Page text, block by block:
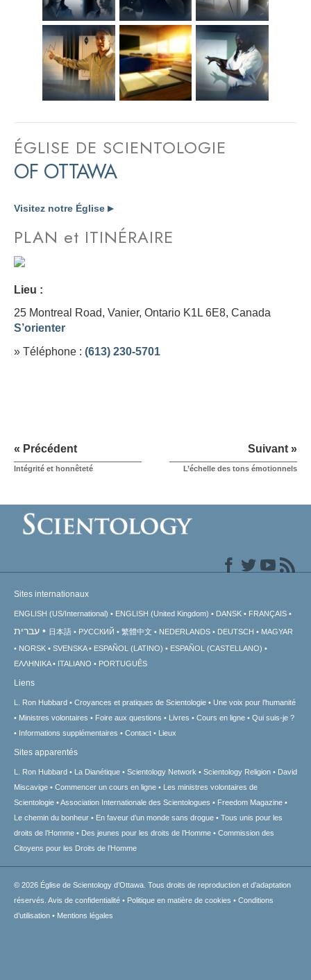
ÉGLISE DE SCIENTOLOGIE
OF OTTAWA
Visitez notre Église ▶
PLAN et ITINÉRAIRE
Lieu :
25 Montreal Road, Vanier, Ontario K1L 6E8, Canada
S’orienter
» Téléphone : (613) 230-5701
« Précédent
Intégrité et honnêteté
Suivant »
L’échelle des tons émotionnels
Sites internationaux
ENGLISH (US/International) ENGLISH (United Kingdom) DANSK FRANÇAIS
עברית 日本語 РУССКИЙ 繁體中文 NEDERLANDS DEUTSCH
MAGYAR
NORSK
SVENSKA ESPAÑOL (LATINO)
ESPAÑOL (CASTELLANO)
ΕΛΛΗΝΙΚA
ITALIANO PORTUGUÊS
Liens
L. Ron Hubbard Croyances et pratiques de Scientologie
Une voix pour l’humanité
Ministres volontaires
Foire aux questions Livres Cours en ligne
Qui suis-je ?
Informations supplémentaires
Contact Lieux
Sites apparentés
L. Ron Hubbard La Dianétique Scientology Network Scientology Religion
David
Miscavige
Commencer un cours en ligne
Les ministres volontaires de
Scientologie
Association Internationale des Scientologues
Freedom Magazine
Le chemin du bonheur
En faveur d’un monde sans drogue
Tous unis pour les
droits de l’Homme
Des jeunes pour les droits de l’Homme
Commission des
Citoyens pour les Droits de l’Homme
© 2026 Église de Scientology d’Ottawa. Tous droits de reproduction et d’adaptation
réservés. Avis de confidentialité • Politique en matière de cookies • Conditions
d’utilisation • Mentions légales